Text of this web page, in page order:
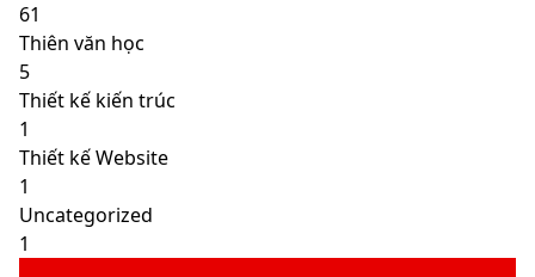
61
Thiên văn học
5
Thiết kế kiến trúc
1
Thiết kế Website
1
Uncategorized
1